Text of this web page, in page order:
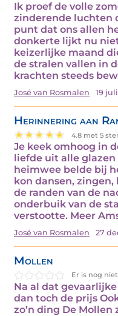
Ik proef de volle
zinderende luchten
punt dat ons allen
donkerte lijkt nu
keizerlijke maand
de stralen vallen in
krachten steeds
José van Rosmalen 19
Herinnering aan
4.8 met 5
Je keek omhoog in
liefde uit alle
heimwee belde bij
kon dansen,
de randen van de
onderbuik van de
verstootte. Meer
José van Rosmalen 27
Mollen
Er is nog
Na al dat
dan toch de prijs
zo’n ding De